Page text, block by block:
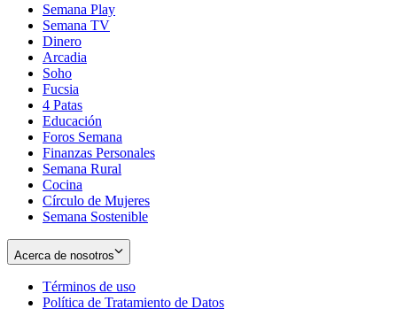
Semana Play
Semana TV
Dinero
Arcadia
Soho
in
new
window
Fucsia
in
new
window
4 Patas
Educación
Foros Semana
Finanzas Personales
Semana Rural
Cocina
Círculo de Mujeres
Semana Sostenible
Acerca de nosotros
Términos de uso
in
Política de Tratamiento de Datos